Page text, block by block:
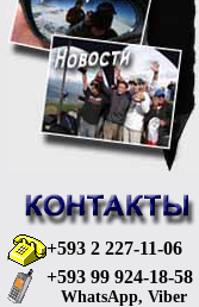
+593 2 227-11-06
+593 99 924-18-58
WhatsApp, Viber